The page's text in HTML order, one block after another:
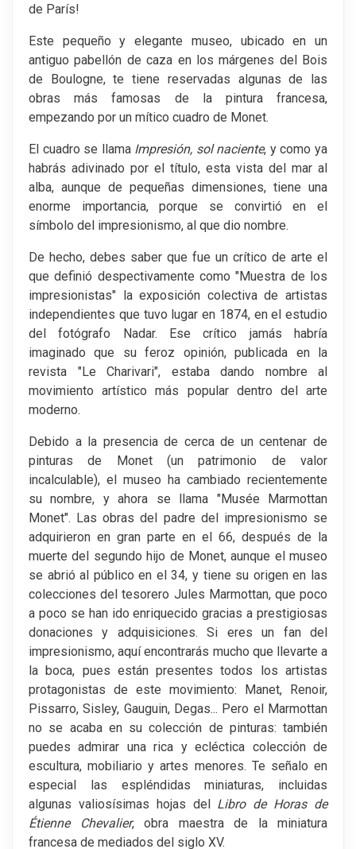
de París!
Este pequeño y elegante museo, ubicado en un
antiguo pabellón de caza en los márgenes del Bois
de Boulogne, te tiene reservadas algunas de las
obras más famosas de la pintura francesa,
empezando por un mítico cuadro de Monet.
El cuadro se llama Impresión, sol naciente, y como ya
habrás adivinado por el título, esta vista del mar al
alba, aunque de pequeñas dimensiones, tiene una
enorme importancia, porque se convirtió en el
símbolo del impresionismo, al que dio nombre.
De hecho, debes saber que fue un crítico de arte el
que definió despectivamente como "Muestra de los
impresionistas" la exposición colectiva de artistas
independientes que tuvo lugar en 1874, en el estudio
del fotógrafo Nadar. Ese crítico jamás habría
imaginado que su feroz opinión, publicada en la
revista "Le Charivari", estaba dando nombre al
movimiento artístico más popular dentro del arte
moderno.
Debido a la presencia de cerca de un centenar de
pinturas de Monet (un patrimonio de valor
incalculable), el museo ha cambiado recientemente
su nombre, y ahora se llama "Musée Marmottan
Monet". Las obras del padre del impresionismo se
adquirieron en gran parte en el 66, después de la
muerte del segundo hijo de Monet, aunque el museo
se abrió al público en el 34, y tiene su origen en las
colecciones del tesorero Jules Marmottan, que poco
a poco se han ido enriquecido gracias a prestigiosas
donaciones y adquisiciones. Si eres un fan del
impresionismo, aquí encontrarás mucho que llevarte a
la boca, pues están presentes todos los artistas
protagonistas de este movimiento: Manet, Renoir,
Pissarro, Sisley, Gauguin, Degas... Pero el Marmottan
no se acaba en su colección de pinturas: también
puedes admirar una rica y ecléctica colección de
escultura, mobiliario y artes menores. Te señalo en
especial las espléndidas miniaturas, incluidas
algunas valiosísimas hojas del Libro de Horas de
Étienne Chevalier, obra maestra de la miniatura
francesa de mediados del siglo XV.